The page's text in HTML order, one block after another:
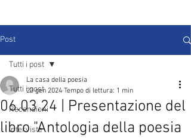
Post
Tutti i post
Recensioni
Interviste
Tutti i post
06.03.24 | Presentazione del
libro "Antologia della poesia
La casa della poesia
23 gen 2024 Tempo di lettura: 1 min